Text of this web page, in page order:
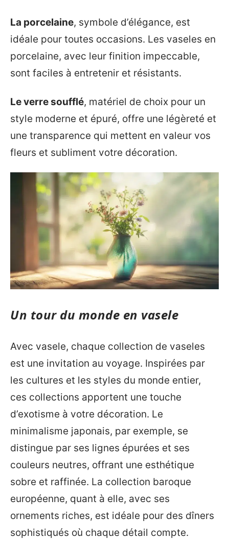
La porcelaine, symbole d’élégance, est
idéale pour toutes occasions. Les vaseles en
porcelaine, avec leur finition impeccable,
sont faciles à entretenir et résistants.
Le verre soufflé, matériel de choix pour un
style moderne et épuré, offre une légèreté et
une transparence qui mettent en valeur vos
fleurs et subliment votre décoration.
Un tour du monde en vasele
Avec vasele, chaque collection de vaseles
est une invitation au voyage. Inspirées par
les cultures et les styles du monde entier,
ces collections apportent une touche
d’exotisme à votre décoration. Le
minimalisme japonais, par exemple, se
distingue par ses lignes épurées et ses
couleurs neutres, offrant une esthétique
sobre et raffinée. La collection baroque
européenne, quant à elle, avec ses
ornements riches, est idéale pour des dîners
sophistiqués où chaque détail compte.